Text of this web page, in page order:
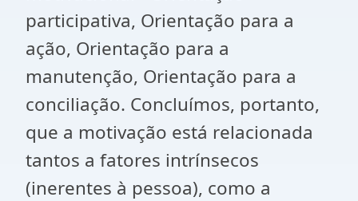
participativa, Orientação para a
ação, Orientação para a
manutenção, Orientação para a
conciliação. Concluímos, portanto,
que a motivação está relacionada
tantos a fatores intrínsecos
(inerentes à pessoa), como a